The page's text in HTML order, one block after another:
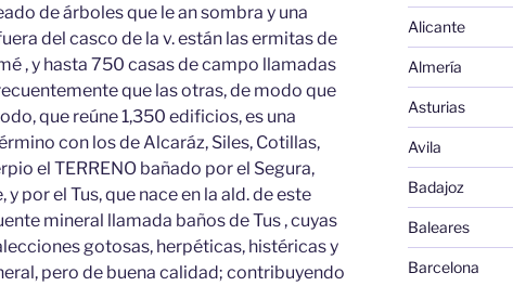
de árboles que le an sombra y una
del casco de la v. están las ermitas de
, y hasta 750 casas de campo llamadas
que las otras, de modo que
que reúne 1,350 edificios, es una
con los de Alcaráz, Siles, Cotillas,
el TERRENO bañado por el Segura,
por el Tus, que nace en la ald. de este
mineral llamada baños de Tus , cuyas
gotosas, herpéticas, histéricas y
pero de buena calidad; contribuyendo
Alicante
Almería
Asturias
Avila
Badajoz
Baleares
Barcelona